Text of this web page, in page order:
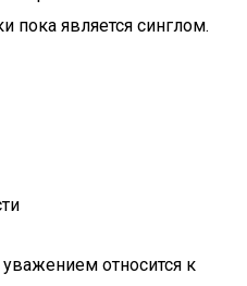
пока является синглом.
относится к